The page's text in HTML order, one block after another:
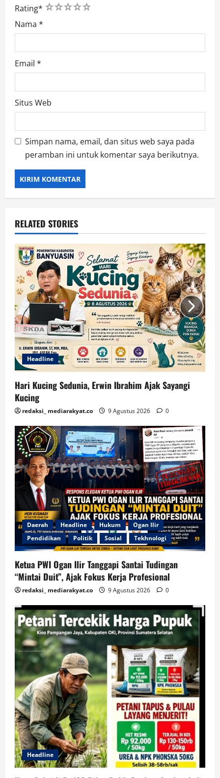
Rating* 5
4
3
2
1
Nama *
Email *
Situs Web
Simpan nama, email, dan situs web saya pada
peramban ini untuk komentar saya berikutnya.
RELATED STORIES
Headline
Hari Kucing Sedunia, Erwin Ibrahim Ajak Sayangi
Kucing
redaksi_ mediarakyat.co 9 Agustus 2026 0
Daerah Headline Hukum
Ogan Ilir
Pendidikan
Politik Sosial Tekhnologi
Ketua PWI Ogan Ilir Tanggapi Santai Tudingan
“Mintai Duit”, Ajak Fokus Kerja Profesional
redaksi_ mediarakyat.co 9 Agustus 2026 0
Headline